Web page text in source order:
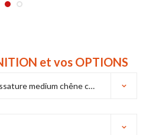
et vos OPTIONS